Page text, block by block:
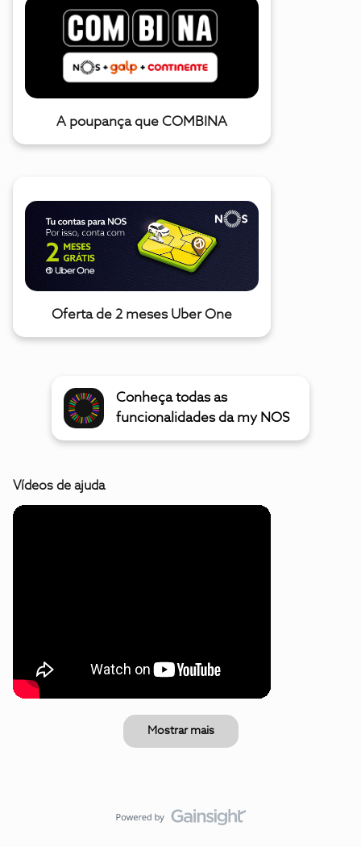
A poupança que COMBINA
Oferta de 2 meses Uber One
Conheça todas as
funcionalidades da my NOS
Vídeos de ajuda
Mostrar mais